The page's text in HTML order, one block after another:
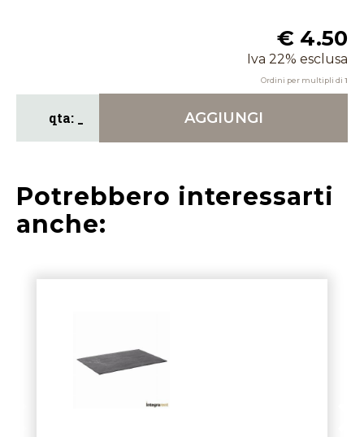
€ 4.50
Iva 22% esclusa
Ordini per multipli di 1
AGGIUNGI
Potrebbero interessarti
anche: